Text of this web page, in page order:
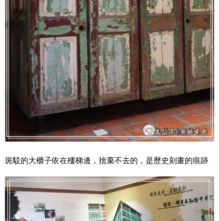
斑駁的大櫃子依在樓梯邊，捨棄不去的，是歷史刻畫的痕跡